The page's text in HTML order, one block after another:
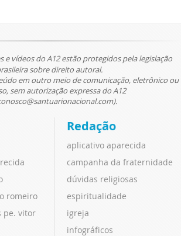
e vídeos do A12 estão protegidos pela legislação
sobre direito autoral.
em outro meio de comunicação, eletrônico ou
sem autorização expressa do A12
romeiro
pe. vitor
Redação
aplicativo aparecida
campanha da fraternidade
dúvidas religiosas
espiritualidade
igreja
infográficos